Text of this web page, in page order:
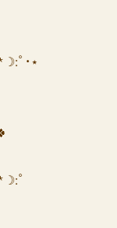
ﾟ･⋆
ﾟ